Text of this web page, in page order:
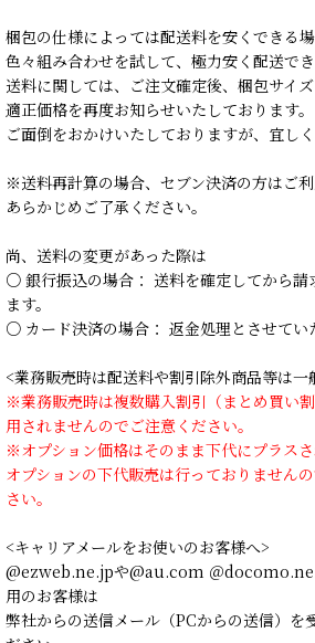
梱包の仕様によっては配送料を安くできる場
色々組み合わせを試して、極力安く配送で
送料に関しては、ご注文確定後、梱包サイ
適正価格を再度お知らせいたしております。
ご面倒をおかけいたしておりますが、宜しく
※送料再計算の場合、セブン決済の方はご
あらかじめご了承ください。
尚、送料の変更があった際は
○ 銀行振込の場合： 送料を確定してから請
ます。
○ カード決済の場合： 返金処理とさせてい
<業務販売時は配送料や割引除外商品等は
※業務販売時は複数購入割引（まとめ買い
用されませんのでご注意ください。
※オプション価格はそのまま下代にプラスさ
オプションの下代販売は行っておりません
さい。
<キャリアメールをお使いのお客様へ>
@ezweb.ne.jpや@au.com ＠
用のお客様は
弊社からの送信メール（PCからの送信）を